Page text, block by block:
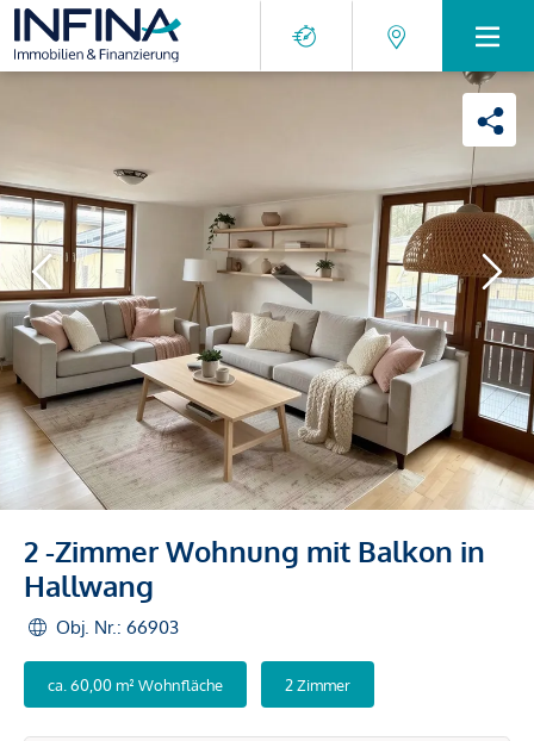
2 -Zimmer Wohnung mit Balkon in
Hallwang
Obj. Nr.: 66903
ca. 60,00 m² Wohnfläche 2 Zimmer